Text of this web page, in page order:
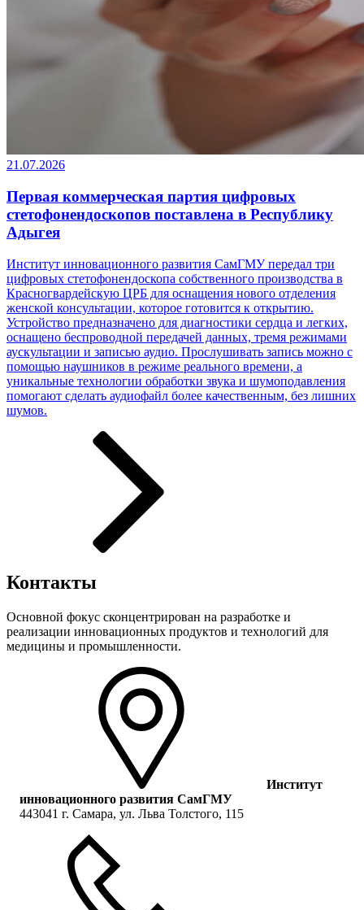
21.07.2026
Первая коммерческая партия цифровых
стетофонендоскопов поставлена в Республику
Адыгея
Институт инновационного развития СамГМУ передал три
цифровых стетофонендоскопа собственного производства в
Красногвардейскую ЦРБ для оснащения нового отделения
женской консультации, которое готовится к открытию.
Устройство предназначено для диагностики сердца и легких,
оснащено беспроводной передачей данных, тремя режимами
аускультации и записью аудио. Прослушивать запись можно с
помощью наушников в режиме реального времени, а
уникальные технологии обработки звука и шумоподавления
помогают сделать аудиофайл более качественным, без лишних
шумов.
Контакты
Основной фокус сконцентрирован на разработке и
реализации инновационных продуктов и технологий для
медицины и промышленности.
Институт
инновационного развития СамГМУ
443041 г. Самара, ул. Льва Толстого, 115